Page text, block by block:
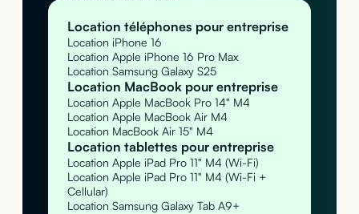
Location téléphones pour entreprise
Location iPhone 16
Location Apple iPhone 16 Pro Max
Location Samsung Galaxy S25
Location MacBook pour entreprise
Location Apple MacBook Pro 14" M4
Location Apple MacBook Air M4
Location MacBook Air 15" M4
Location tablettes pour entreprise
Location Apple iPad Pro 11" M4 (Wi-Fi)
Location Apple iPad Pro 11" M4 (Wi-Fi +
Cellular)
Location Samsung Galaxy Tab A9+